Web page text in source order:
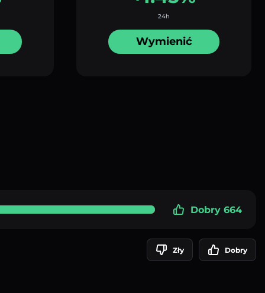
24h
Wymienić
Dobry 664
Zły Dobry